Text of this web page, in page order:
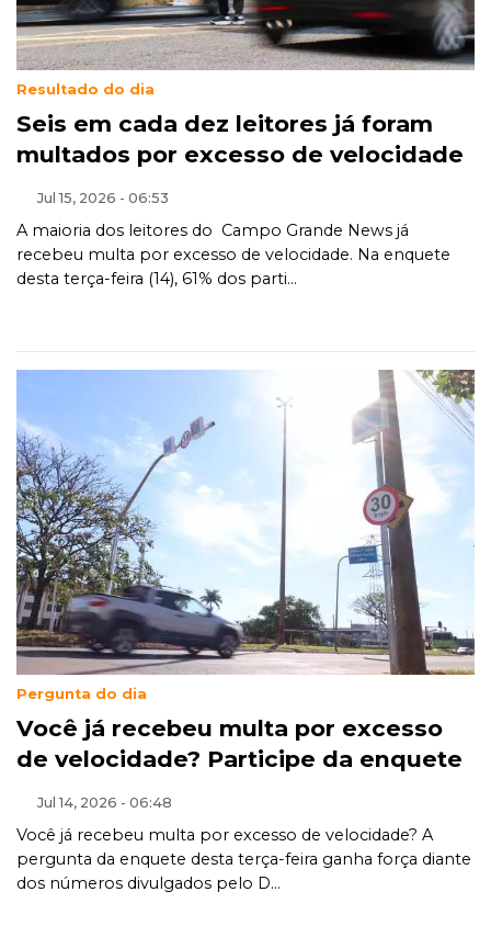
Resultado do dia
Seis em cada dez leitores já foram
multados por excesso de velocidade
Jul 15, 2026 - 06:53
A maioria dos leitores do Campo Grande News já
recebeu multa por excesso de velocidade. Na enquete
desta terça-feira (14), 61% dos parti...
Pergunta do dia
Você já recebeu multa por excesso
de velocidade? Participe da enquete
Jul 14, 2026 - 06:48
Você já recebeu multa por excesso de velocidade? A
pergunta da enquete desta terça-feira ganha força diante
dos números divulgados pelo D...